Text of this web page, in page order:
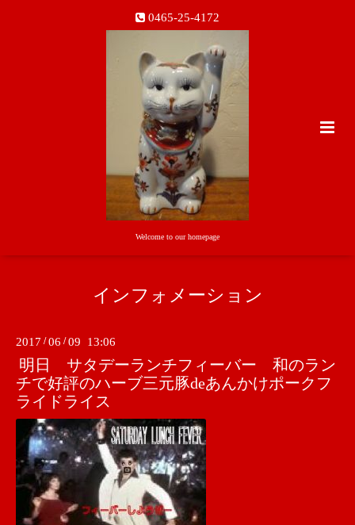
0465-25-4172
Welcome to our homepage
インフォメーション
2017 /06 /09 13:06
明日 サタデーランチフィーバー 和のラン
チで好評のハーブ三元豚deあんかけポークフ
ライドライス